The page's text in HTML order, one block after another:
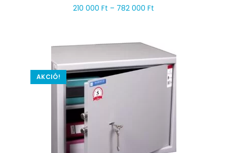
210 000 Ft – 782 000 Ft
AKCIÓ!